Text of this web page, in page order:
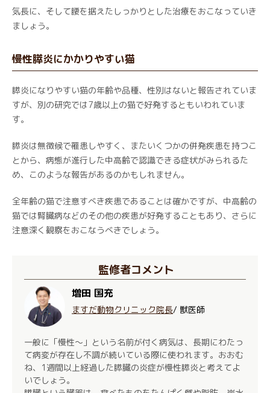
気長に、そして腰を据えたしっかりとした治療をおこなっていき
ましょう。
慢性膵炎にかかりやすい猫
膵炎になりやすい猫の年齢や品種、性別はないと報告されていま
すが、別の研究では7歳以上の猫で好発するともいわれていま
す。
膵炎は無徴候で罹患しやすく、またいくつかの併発疾患を持つこ
とから、病態が進行した中高齢で認識できる症状がみられるた
め、このような報告があるのかもしれません。
全年齢の猫で注意すべき疾患であることは確かですが、中高齢の
猫では腎臓病などのその他の疾患が好発することもあり、さらに
注意深く観察をおこなうべきでしょう。
監修者コメント
増田 国充
ますだ動物クリニック院長/ 獣医師
一般に「慢性～」という名前が付く病気は、長期にわたっ
て病変が存在し不調が続いている際に使われます。おおむ
ね、1週間以上経過した膵臓の炎症が慢性膵炎と考えてよ
いでしょう。